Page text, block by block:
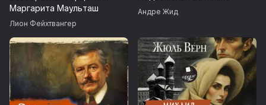
Маргарита Маульташ
Лион Фейхтвангер
Андре Жид